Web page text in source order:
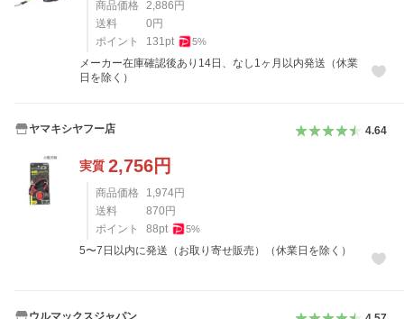
商品価格 2,886 円
送料
0 円
ポイント
131pt 5%
メーカー在庫確認後あり14日、なし1ヶ月以内発送（休業
日を除く）
ヤマキシヤフー店 4.64
実質 2,756円
商品価格 1,974円
送料
870 円
ポイント
88pt 5%
5〜7日以内に発送（お取り寄せ販売）（休業日を除く）
ウルマックスジャパン